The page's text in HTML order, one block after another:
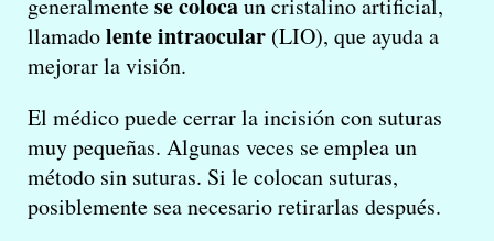
generalmente
un cristalino artificial,
llamadolente intraocular (LIO), que ayuda a
mejorar la visión.
El médico puede cerrar la incisión con suturas
muy pequeñas. Algunas veces se emplea un
método sin suturas. Si le colocan suturas,
posiblemente sea necesario retirarlas después.